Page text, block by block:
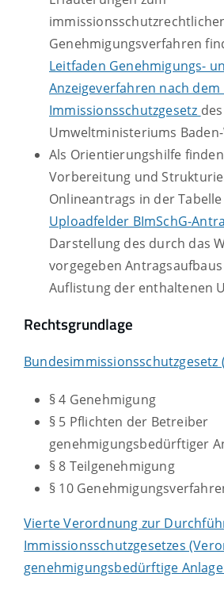
Genehmigungsverfahren
Leitfaden Genehmigungs-
Anzeigeverfahren nach dem
Immissionsschutzgesetz des
Umweltministeriums
Als Orientierungshilfe
Vorbereitung und
Onlineantrags in der
Uploadfelder BImSchG-
Darstellung des durch das
vorgegeben
Auflistung der enthaltenen
Rechtsgrundlage
Bundesimmissionsschutzgesetz
§ 4 Genehmigung
§ 5 Pflichten der Betreiber
genehmigungsbedürftiger
§ 8 Teilgenehmigung
§ 10
Vierte Verordnung zur
Immissionsschutzgesetzes
genehmigungsbedürftige